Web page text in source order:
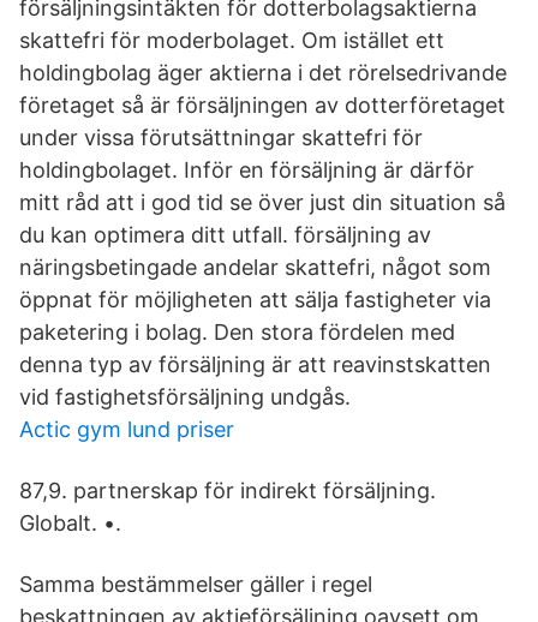
försäljningsintäkten för dotterbolagsaktierna
skattefri för moderbolaget. Om istället ett
holdingbolag äger aktierna i det rörelsedrivande
företaget så är försäljningen av dotterföretaget
under vissa förutsättningar skattefri för
holdingbolaget. Inför en försäljning är därför
mitt råd att i god tid se över just din situation så
du kan optimera ditt utfall. försäljning av
näringsbetingade andelar skattefri, något som
öppnat för möjligheten att sälja fastigheter via
paketering i bolag. Den stora fördelen med
denna typ av försäljning är att reavinstskatten
vid fastighetsförsäljning undgås.
Actic gym lund priser
87,9. partnerskap för indirekt försäljning.
Globalt. •.
Samma bestämmelser gäller i regel
beskattningen av aktieförsäljning oavsett om